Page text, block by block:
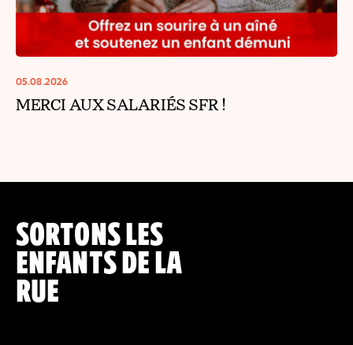
05.08.2026
MERCI AUX SALARIÉS SFR !
SORTONS LES
ENFANTS DE LA
RUE